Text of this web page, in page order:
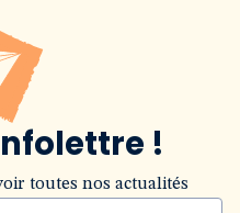
!
toutes nos actualités